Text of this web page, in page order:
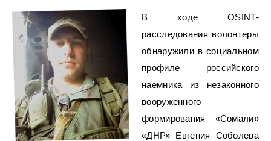
В ходе OSINT-
расследования волонтеры
обнаружили в социальном
профиле российского
наемника из незаконного
вооруженного
формирования «Сомали»
«ДНР» Евгения Соболева